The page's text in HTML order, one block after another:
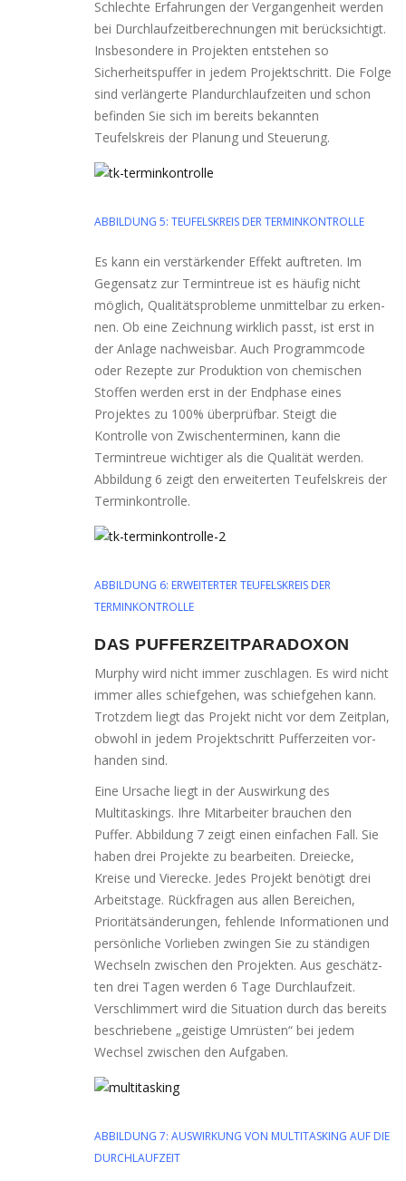
Schlechte Erfahrungen der Vergangenheit wer­den
bei Durchlaufzeitberechnungen mit berück­sich­tigt.
Insbesondere in Projekten ent­ste­hen so
Sicherheitspuffer in jedem Projektschritt. Die Folge
sind ver­län­ger­te Plandurchlaufzeiten und schon
befin­den Sie sich im bereits bekann­ten
Teufelskreis der Planung und Steuerung.
ABBILDUNG 5: TEUFELSKREIS DER TERMINKONTROLLE
Es kann ein ver­stär­ken­der Effekt auf­tre­ten. Im
Gegensatz zur Termintreue ist es häu­fig nicht
mög­lich, Qualitätsprobleme unmit­tel­bar zu erken­
nen. Ob eine Zeichnung wirk­lich passt, ist erst in
der Anlage nach­weis­bar. Auch Programmcode
oder Rezepte zur Produktion von che­mi­schen
Stoffen wer­den erst in der Endphase eines
Projektes zu 100% über­prüf­bar. Steigt die
Kontrolle von Zwischenterminen, kann die
Termintreue wich­ti­ger als die Qualität wer­den.
Abbildung 6 zeigt den erwei­ter­ten Teufelskreis der
Terminkontrolle.
ABBILDUNG 6: ERWEITERTER TEUFELSKREIS DER
TERMINKONTROLLE
DAS PUFFERZEITPARADOXON
Murphy wird nicht immer zuschla­gen. Es wird nicht
immer alles schief­ge­hen, was schief­ge­hen kann.
Trotzdem liegt das Projekt nicht vor dem Zeitplan,
obwohl in jedem Projektschritt Pufferzeiten vor­
han­den sind.
Eine Ursache liegt in der Auswirkung des
Multitaskings. Ihre Mitarbeiter brau­chen den
Puffer. Abbildung 7 zeigt einen ein­fa­chen Fall. Sie
haben drei Projekte zu bear­bei­ten. Dreiecke,
Kreise und Vierecke. Jedes Projekt benö­tigt drei
Arbeitstage. Rückfragen aus allen Bereichen,
Prioritätsänderungen, feh­len­de Informationen und
per­sön­li­che Vorlieben zwin­gen Sie zu stän­di­gen
Wechseln zwi­schen den Projekten. Aus geschätz­
ten drei Tagen wer­den 6 Tage Durchlaufzeit.
Verschlimmert wird die Situation durch das bereits
beschrie­be­ne „geis­ti­ge Umrüsten“ bei jedem
Wechsel zwi­schen den Aufgaben.
ABBILDUNG 7: AUSWIRKUNG VON MULTITASKING AUF DIE
DURCHLAUFZEIT